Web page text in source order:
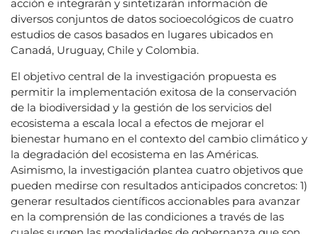
acción e integrarán y sintetizarán información de
diversos conjuntos de datos socioecológicos de cuatro
estudios de casos basados en lugares ubicados en
Canadá, Uruguay, Chile y Colombia.
El objetivo central de la investigación propuesta es
permitir la implementación exitosa de la conservación
de la biodiversidad y la gestión de los servicios del
ecosistema a escala local a efectos de mejorar el
bienestar humano en el contexto del cambio climático y
la degradación del ecosistema en las Américas.
Asimismo, la investigación plantea cuatro objetivos que
pueden medirse con resultados anticipados concretos: 1)
generar resultados científicos accionables para avanzar
en la comprensión de las condiciones a través de las